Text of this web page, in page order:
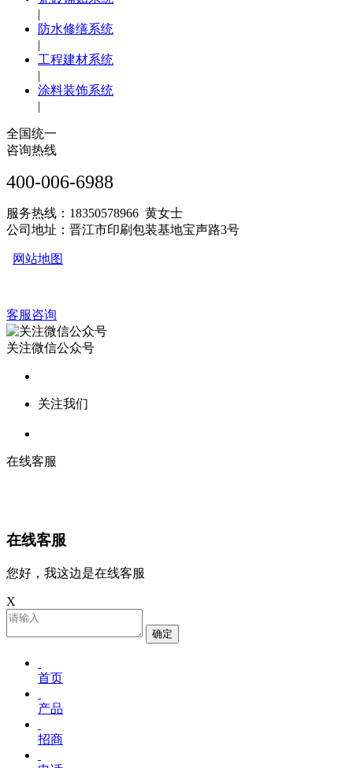
|
防水修缮系统
|
工程建材系统
|
涂料装饰系统
|
全国统一
咨询热线
400-006-6988
服务热线：18350578966 黄女士
公司地址：晋江市印刷包装基地宝声路3号
网站地图
客服咨询
关注微信公众号
关注我们
在线客服
在线客服
您好，我这边是在线客服
X
确定
首页
产品
招商